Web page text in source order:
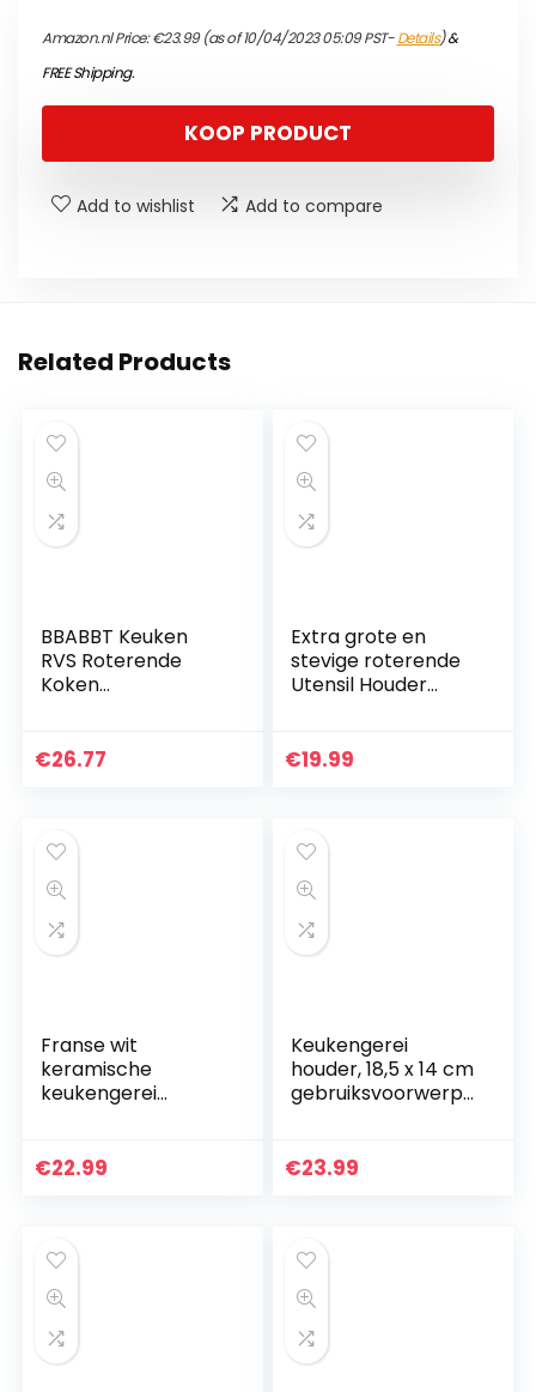
Amazon.nl Price:€23.99(as of 10/04/2023 05:09 PST-Details)&
FREE Shipping.
KOOP PRODUCT
Add to wishlist Add to compare
Related Products
BBABBT Keuken
RVS Roterende
Koken
ndig Grote Keuken
€26.77
Extra grote en
stevige roterende
Utensil Houder
Verwijderbare
€19.99
Franse wit
keramische
keukengerei
Caddy – Antiek
€22.99
Keukengerei
houder, 18,5 x 14 cm
gebruiksvoorwerpe
staal
€23.99